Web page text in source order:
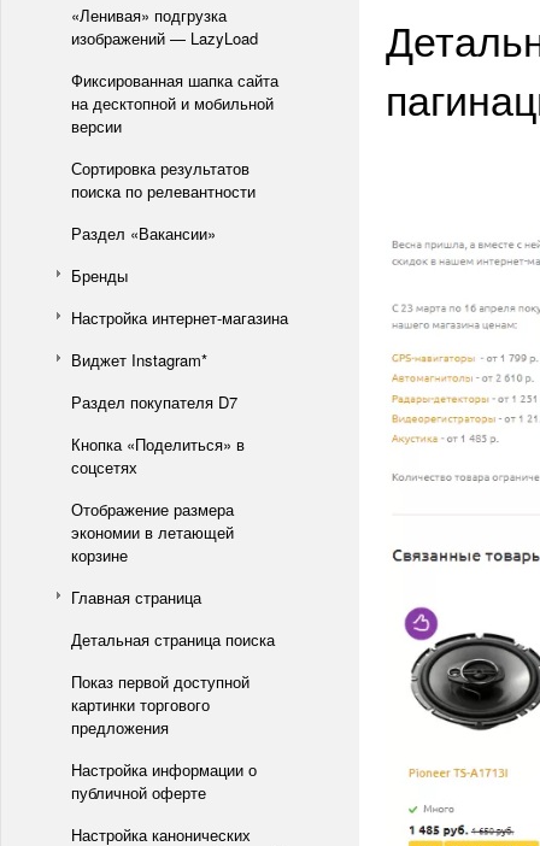
«Ленивая» подгрузка
изображений — LazyLoad
Фиксированная шапка сайта
на десктопной и мобильной
версии
Сортировка результатов
поиска по релевантности
Раздел «Вакансии»
Бренды
Настройка интернет-магазина
Виджет Instagram*
Раздел покупателя D7
Кнопка «Поделиться» в
соцсетях
Отображение размера
экономии в летающей
корзине
Главная страница
Детальная страница поиска
Показ первой доступной
картинки торгового
предложения
Настройка информации о
публичной оферте
Настройка канонических